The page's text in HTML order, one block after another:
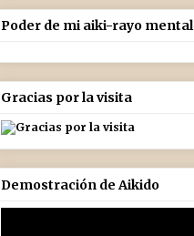
Poder de mi aiki-rayo mental
Gracias por la visita
Demostración de Aikido